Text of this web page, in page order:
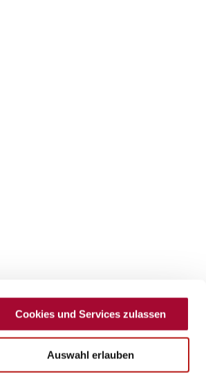
Cookies und Services zulassen
Auswahl erlauben